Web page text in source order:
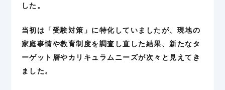
した。
当初は「受験対策」に特化していましたが、現地の
家庭事情や教育制度を調査し直した結果、新たなタ
ーゲット層やカリキュラムニーズが次々と見えてき
ました。